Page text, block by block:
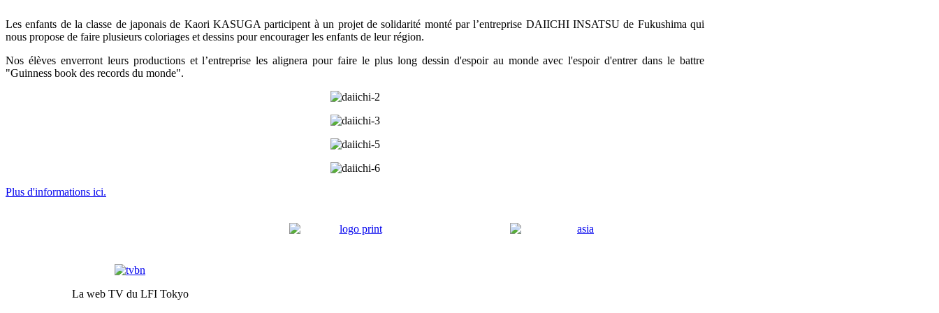
Les enfants de la classe de japonais de Kaori KASUGA participent à un projet de solidarité monté par l’entreprise DAIICHI INSATSU de Fukushima qui
nous propose de faire plusieurs coloriages et dessins pour encourager les enfants de leur région.
Nos élèves enverront leurs productions et l’entreprise les alignera pour faire le plus long dessin d'espoir au monde avec l'espoir d'entrer dans le battre
"Guinness book des records du monde".
Plus d'informations ici.
La web TV du LFI Tokyo